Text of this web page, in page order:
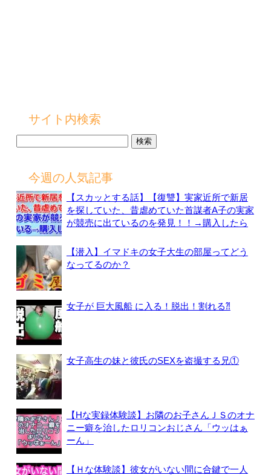
サイト内検索
今週の人気記事
【スカッとする話】【復讐】実家近所で新居
を探していた、昔虐めていた首謀者A子の実家
が競売に出ているのを発見！！→購入したら
【潜入】イマドキの女子大生の部屋ってどう
なってるのか？
女子が 巨大風船 に入る！脱出！割れる⁈
女子高生の妹と彼氏のSEXを盗撮する兄①
【Hな実録体験談】お隣のお子さんＪＳのオナ
ニー癖を治したロリコンおじさん「ウッはぁ
ーん」
【Ｈな体験談】彼女がいない間に合鍵で一人